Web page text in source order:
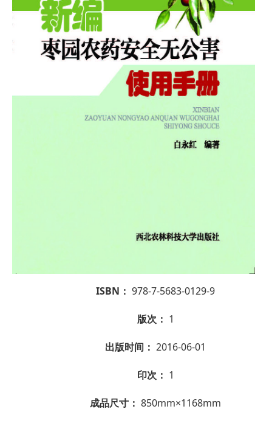
ISBN： 978-7-5683-0129-9
版次： 1
出版时间： 2016-06-01
印次： 1
成品尺寸： 850mm×1168mm